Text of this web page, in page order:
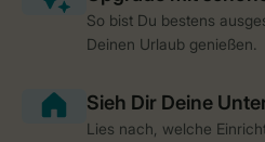
So bist Du bestens
Deinen Urlaub genießen.
Lies nach, welche